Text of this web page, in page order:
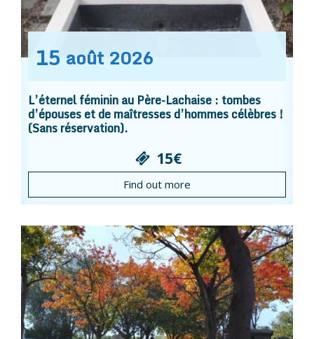
15 août 2026
L’éternel féminin au Père-Lachaise : tombes
d’épouses et de maîtresses d’hommes célèbres !
(Sans réservation).
15€
Find out more